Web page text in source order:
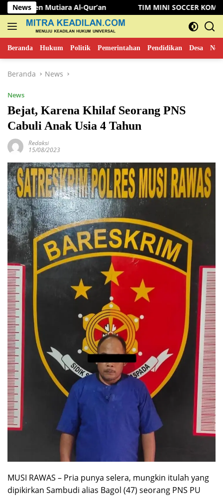
Langsung
ke
konten
News
Mutiara Al-Qur’an TIM MINI SOCCER KOMINFO MUSI
Beranda Hukum Politik Pemerintahan Pendidikan Desa
Beranda News
News
Bejat, Karena Khilaf Seorang PNS
Cabuli Anak Usia 4 Tahun
Redaksi
15/08/2023
MUSI RAWAS – Pria punya selera, mungkin itulah yang
dipikirkan Sambudi alias Bagol (47) seorang PNS PU